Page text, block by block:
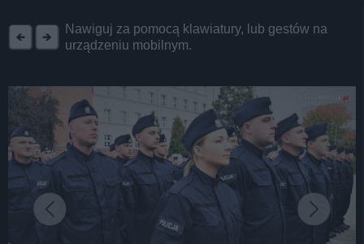
Nawiguj za pomocą klawiatury, lub gestów na
urządzeniu mobilnym.